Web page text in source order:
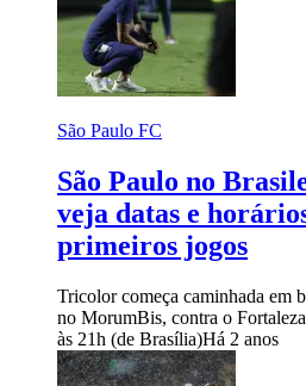
São Paulo FC
São Paulo no
veja datas e
primeiros jogos
Tricolor começa caminhada em
no MorumBis, contra o
às 21h (de Brasília)Há 2 anos